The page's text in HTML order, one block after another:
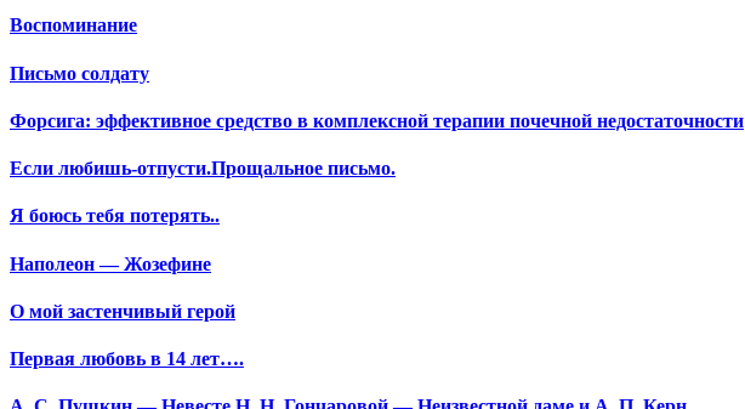
Воспоминание
Письмо солдату
Форсига: эффективное средство в комплексной терапии почечной недостаточности
Если любишь-отпусти.Прощальное письмо.
Я боюсь тебя потерять..
Наполеон — Жозефине
О мой застенчивый герой
Первая любовь в 14 лет….